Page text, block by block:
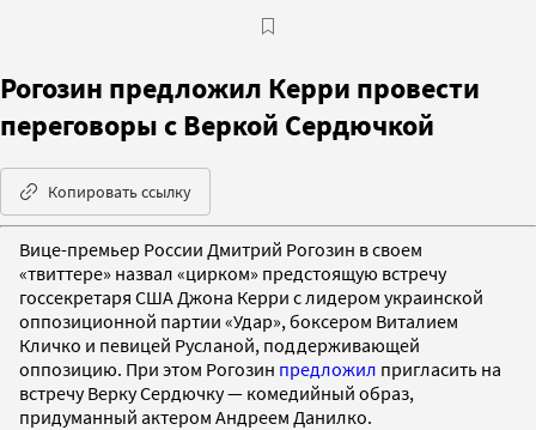
Рогозин предложил Керри провести
переговоры с Веркой Сердючкой
Копировать ссылку
Вице-премьер России Дмитрий Рогозин в своем
«твиттере» назвал «цирком» предстоящую встречу
госсекретаря США Джона Керри с лидером украинской
оппозиционной партии «Удар», боксером Виталием
Кличко и певицей Русланой, поддерживающей
оппозицию. При этом Рогозин предложил пригласить на
встречу Верку Сердючку — комедийный образ,
придуманный актером Андреем Данилко.